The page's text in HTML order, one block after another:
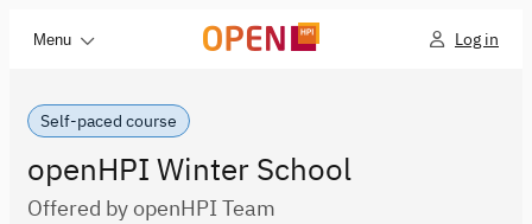
Menu Log in
Self-paced course
openHPI Winter School
Offered by openHPI Team